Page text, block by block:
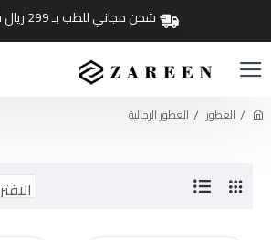
شحن مجاني للطب بـ 299 ريال فأكثر
العطور العطور الرجالية